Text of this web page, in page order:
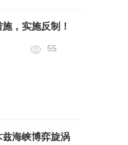
，实施反制！
55
海峡博弈旋涡